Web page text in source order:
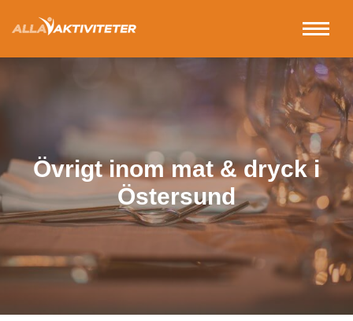
Övrigt inom mat & dryck i
Östersund